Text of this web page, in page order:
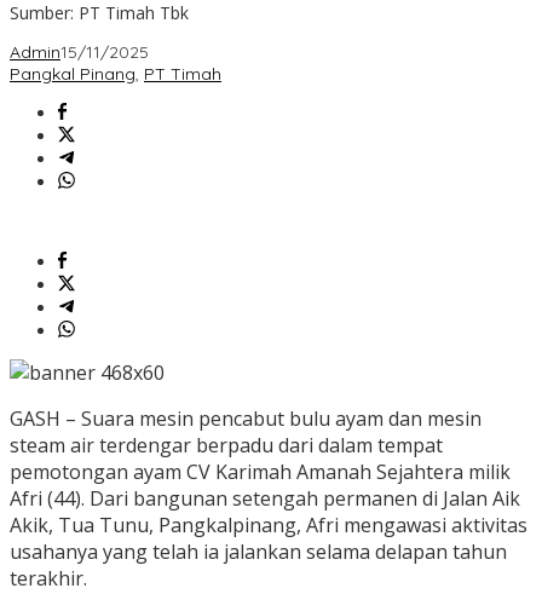
Sumber: PT Timah Tbk
Admin15/11/2025
Pangkal Pinang, PT Timah
GASH – Suara mesin pencabut bulu ayam dan mesin
steam air terdengar berpadu dari dalam tempat
pemotongan ayam CV Karimah Amanah Sejahtera milik
Afri (44). Dari bangunan setengah permanen di Jalan Aik
Akik, Tua Tunu, Pangkalpinang, Afri mengawasi aktivitas
usahanya yang telah ia jalankan selama delapan tahun
terakhir.